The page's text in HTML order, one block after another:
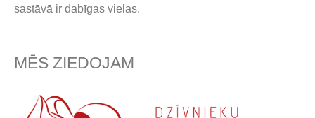
sastāvā ir dabīgas vielas.
MĒS ZIEDOJAM